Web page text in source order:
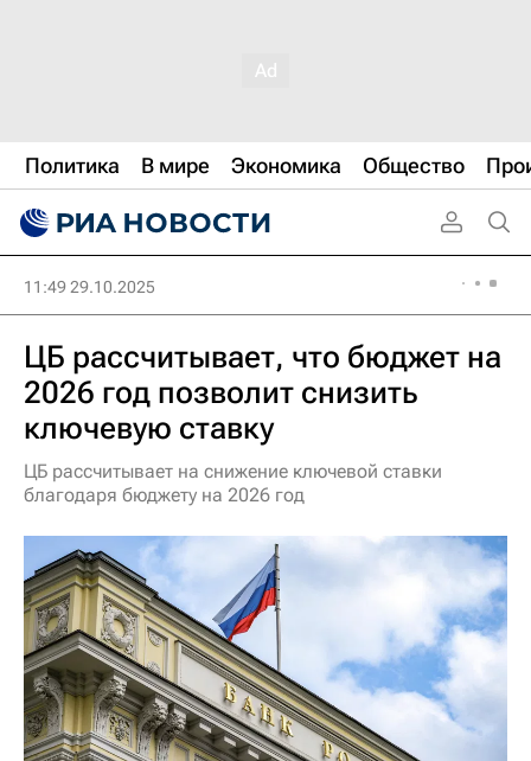
Политика В мире Экономика Общество
11:49 29.10.2025
ЦБ рассчитывает, что бюджет на
2026 год позволит снизить
ключевую ставку
ЦБ рассчитывает на снижение ключевой ставки
благодаря бюджету на 2026 год